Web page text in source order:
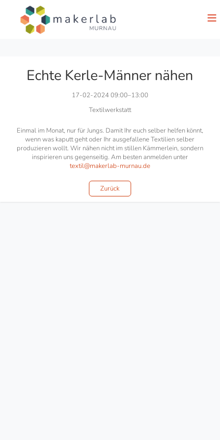
≡
Echte Kerle-Männer nähen
17-02-2024 09:00–13:00
Textilwerkstatt
Einmal im Monat, nur für Jungs. Damit Ihr euch selber helfen könnt,
wenn was kaputt geht oder Ihr ausgefallene Textilien selber
produzieren wollt. Wir nähen nicht im stillen Kämmerlein, sondern
inspirieren uns gegenseitig. Am besten anmelden unter
textil@makerlab-murnau.de
Zurück